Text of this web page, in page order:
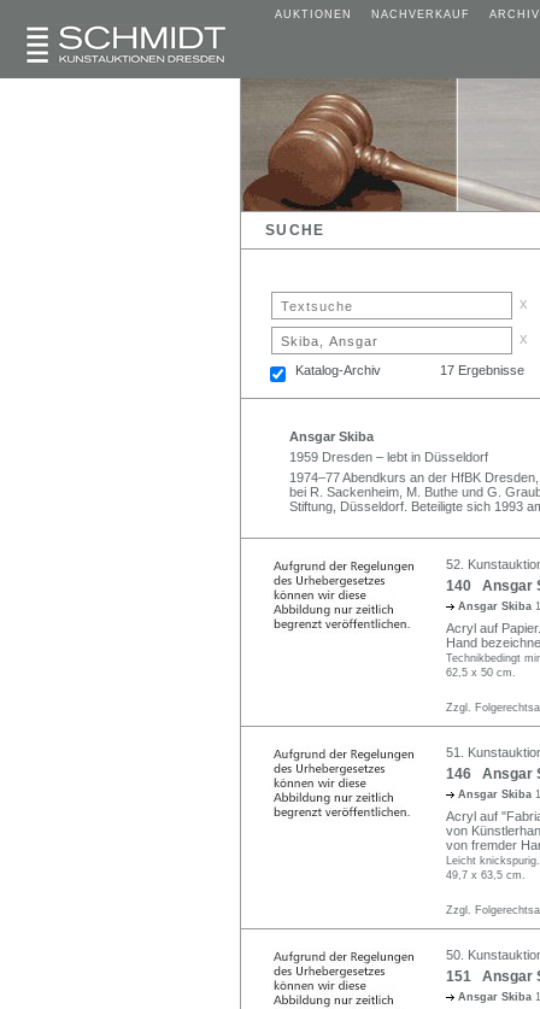
AUKTIONEN NACHVERKAUF ARCHIV
SUCHE
x
x
Katalog-Archiv 17 Ergebnisse
Ansgar Skiba
1959 Dresden – lebt in Düsseldorf
1974–77 Abendkurs an der HfBK
bei R. Sackenheim, M. Buthe und G.
Stiftung, Düsseldorf. Beteiligte sich 1993
52.
140 Ansgar
Ansgar Skiba
Acryl auf
Hand
Technikbedingt
62,5 x 50 cm.
Zzgl.
51.
146 Ansgar
Ansgar Skiba
Acryl auf
von
von fremder
Leicht
49,7 x 63,5 cm.
Zzgl.
50.
151 Ansgar
Ansgar Skiba